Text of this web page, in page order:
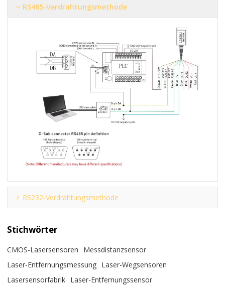
RS485-Verdrahtungsmethode
RS232-Verdrahtungsmethode
Stichwörter
CMOS-Lasersensoren
Messdistanzsensor
Laser-Entfernungsmessung Laser-Wegsensoren
Lasersensorfabrik Laser-Entfernungssensor